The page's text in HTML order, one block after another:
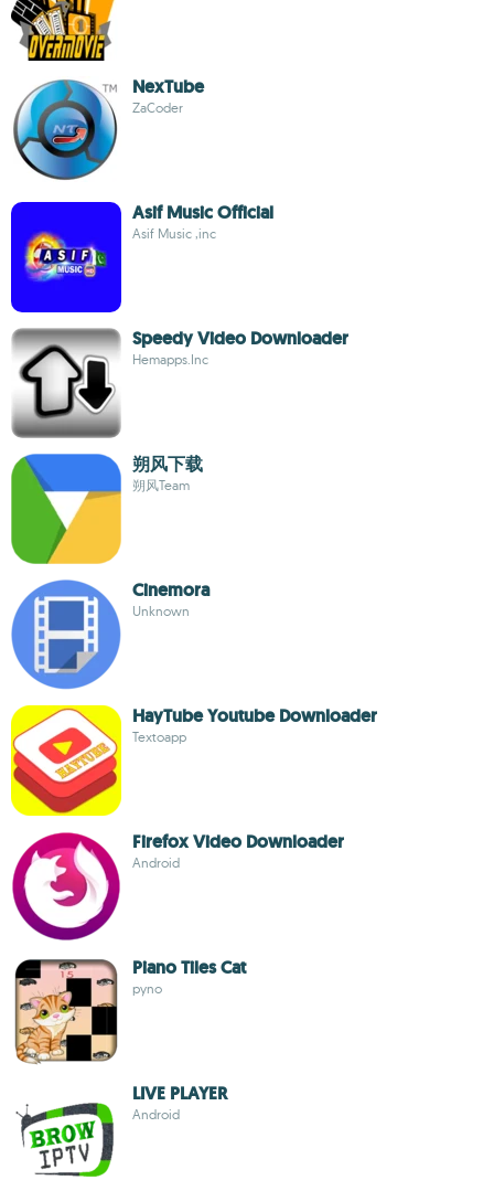
NexTube
ZaCoder
Asif Music Official
Asif Music ,inc
Speedy Video Downloader
Hemapps.Inc
朔风下载
朔风Team
Cinemora
Unknown
HayTube Youtube Downloader
Textoapp
Firefox Video Downloader
Android
Piano Tiles Cat
pyno
LIVE PLAYER
Android